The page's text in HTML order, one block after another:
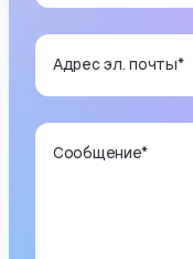
Адрес эл. почты*
Сообщение*